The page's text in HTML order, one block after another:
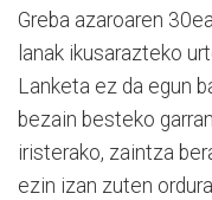
Greba azaroaren
lanak ikusarazteko
Lanketa ez da egun
bezain besteko
iristerako, zaintza
ezin izan zuten